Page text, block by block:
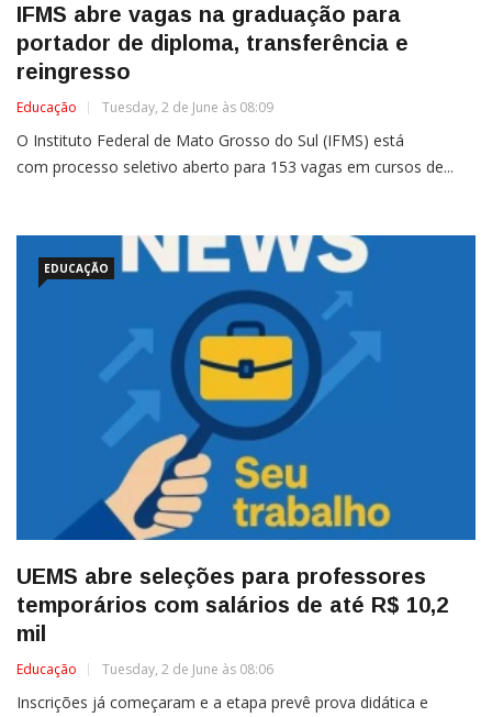
IFMS abre vagas na graduação para
portador de diploma, transferência e
reingresso
Educação Tuesday, 2 de June às 08:09
O Instituto Federal de Mato Grosso do Sul (IFMS) está
com processo seletivo aberto para 153 vagas em cursos de...
EDUCAÇÃO
UEMS abre seleções para professores
temporários com salários de até R$ 10,2
mil
Educação Tuesday, 2 de June às 08:06
Inscrições já começaram e a etapa prevê prova didática e